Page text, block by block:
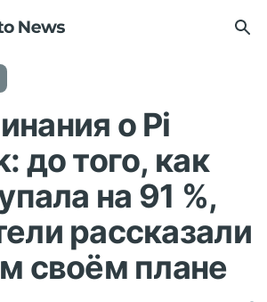
о Pi
до того, как
на 91 %,
рассказали
своём плане